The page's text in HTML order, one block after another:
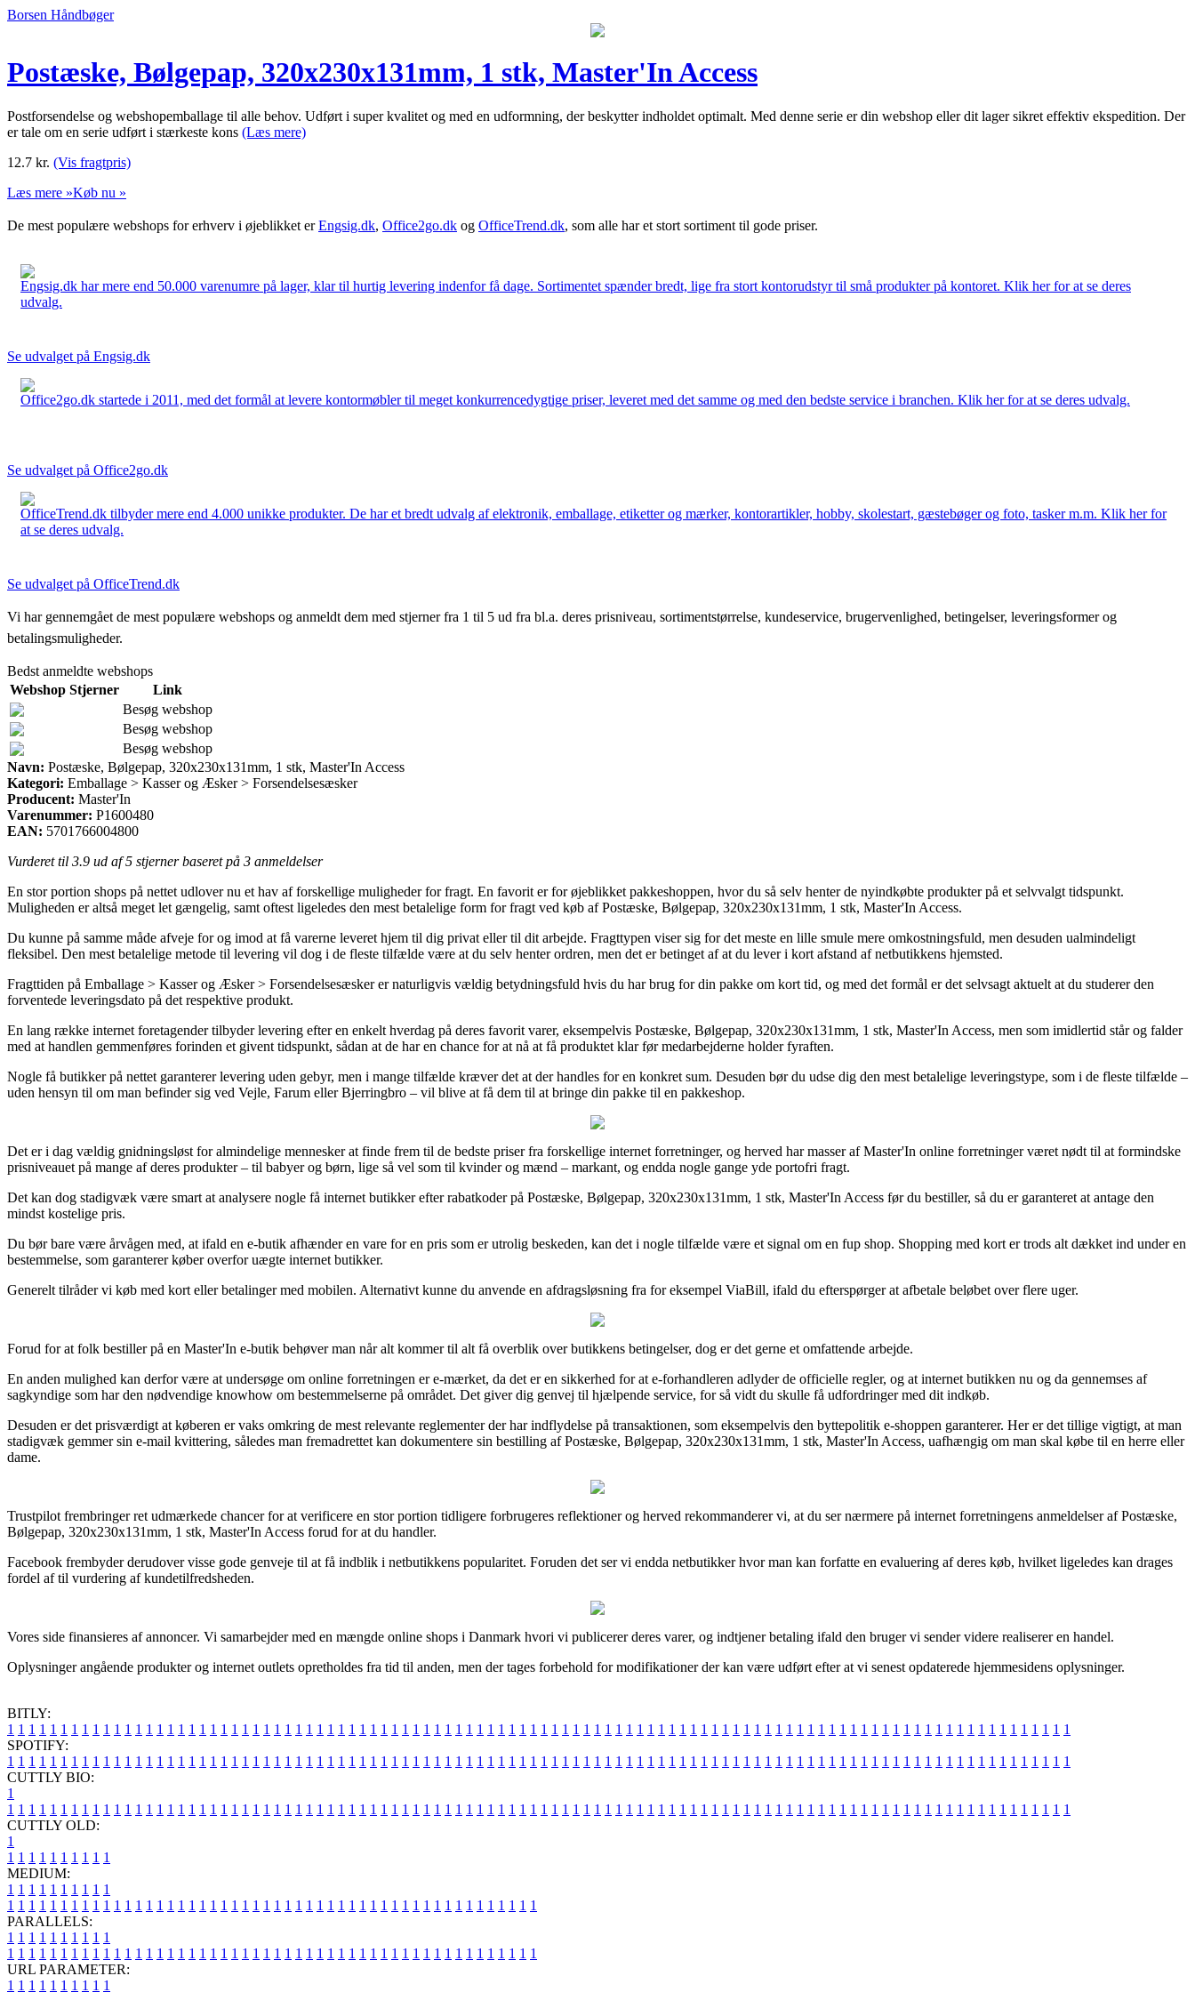
Borsen Håndbøger
Postæske, Bølgepap, 320x230x131mm, 1 stk, Master'In Access
Postforsendelse og webshopemballage til alle behov. Udført i super kvalitet og med en udformning, der beskytter indholdet optimalt. Med denne serie er din webshop eller dit lager sikret effektiv ekspedition. Der
er tale om en serie udført i stærkeste kons (Læs mere)
12.7 kr. (Vis fragtpris)
Læs mere »Køb nu »
De mest populære webshops for erhverv i øjeblikket erEngsig.dk, Office2go.dk og OfficeTrend.dk, som alle har et stort sortiment til gode priser.
Engsig.dk har mere end 50.000 varenumre på lager, klar til hurtig levering indenfor få dage. Sortimentet spænder bredt, lige fra stort kontorudstyr til små produkter på kontoret. Klik her for at se deres
udvalg.
Se udvalget på Engsig.dk
Office2go.dk startede i 2011, med det formål at levere kontormøbler til meget konkurrencedygtige priser, leveret med det samme og med den bedste service i branchen. Klik her for at se deres udvalg.
Se udvalget på Office2go.dk
OfficeTrend.dk tilbyder mere end 4.000 unikke produkter. De har et bredt udvalg af elektronik, emballage, etiketter og mærker, kontorartikler, hobby, skolestart, gæstebøger og foto, tasker m.m. Klik her for
at se deres udvalg.
Se udvalget på OfficeTrend.dk
Vi har gennemgået de mest populære webshops og anmeldt dem med stjerner fra 1 til 5 ud fra bl.a. deres prisniveau, sortimentstørrelse, kundeservice, brugervenlighed, betingelser, leveringsformer og
betalingsmuligheder.
Bedst anmeldte webshops
Webshop Stjerner
Link
Besøg webshop
Besøg webshop
Besøg webshop
Navn: Postæske, Bølgepap, 320x230x131mm, 1 stk, Master'In Access
Kategori: Emballage > Kasser og Æsker > Forsendelsesæsker
Producent: Master'In
Varenummer: P1600480
EAN: 5701766004800
Vurderet til 3.9 ud af 5 stjerner baseret på 3 anmeldelser
En stor portion shops på nettet udlover nu et hav af forskellige muligheder for fragt. En favorit er for øjeblikket pakkeshoppen, hvor du så selv henter de nyindkøbte produkter på et selvvalgt tidspunkt.
Muligheden er altså meget let gængelig, samt oftest ligeledes den mest betalelige form for fragt ved køb af Postæske, Bølgepap, 320x230x131mm, 1 stk, Master'In Access.
Du kunne på samme måde afveje for og imod at få varerne leveret hjem til dig privat eller til dit arbejde. Fragttypen viser sig for det meste en lille smule mere omkostningsfuld, men desuden ualmindeligt
fleksibel. Den mest betalelige metode til levering vil dog i de fleste tilfælde være at du selv henter ordren, men det er betinget af at du lever i kort afstand af netbutikkens hjemsted.
Fragttiden på Emballage > Kasser og Æsker > Forsendelsesæsker er naturligvis vældig betydningsfuld hvis du har brug for din pakke om kort tid, og med det formål er det selvsagt aktuelt at du studerer den
forventede leveringsdato på det respektive produkt.
En lang række internet foretagender tilbyder levering efter en enkelt hverdag på deres favorit varer, eksempelvis Postæske, Bølgepap, 320x230x131mm, 1 stk, Master'In Access, men som imidlertid står og falder
med at handlen gemmenføres forinden et givent tidspunkt, sådan at de har en chance for at nå at få produktet klar før medarbejderne holder fyraften.
Nogle få butikker på nettet garanterer levering uden gebyr, men i mange tilfælde kræver det at der handles for en konkret sum. Desuden bør du udse dig den mest betalelige leveringstype, som i de fleste tilfælde –
uden hensyn til om man befinder sig ved Vejle, Farum eller Bjerringbro – vil blive at få dem til at bringe din pakke til en pakkeshop.
Det er i dag vældig gnidningsløst for almindelige mennesker at finde frem til de bedste priser fra forskellige internet forretninger, og herved har masser af Master'In online forretninger været nødt til at formindske
prisniveauet på mange af deres produkter – til babyer og børn, lige så vel som til kvinder og mænd – markant, og endda nogle gange yde portofri fragt.
Det kan dog stadigvæk være smart at analysere nogle få internet butikker efter rabatkoder på Postæske, Bølgepap, 320x230x131mm, 1 stk, Master'In Access før du bestiller, så du er garanteret at antage den
mindst kostelige pris.
Du bør bare være årvågen med, at ifald en e-butik afhænder en vare for en pris som er utrolig beskeden, kan det i nogle tilfælde være et signal om en fup shop. Shopping med kort er trods alt dækket ind under en
bestemmelse, som garanterer køber overfor uægte internet butikker.
Generelt tilråder vi køb med kort eller betalinger med mobilen. Alternativt kunne du anvende en afdragsløsning fra for eksempel ViaBill, ifald du efterspørger at afbetale beløbet over flere uger.
Forud for at folk bestiller på en Master'In e-butik behøver man når alt kommer til alt få overblik over butikkens betingelser, dog er det gerne et omfattende arbejde.
En anden mulighed kan derfor være at undersøge om online forretningen er e-mærket, da det er en sikkerhed for at e-forhandleren adlyder de officielle regler, og at internet butikken nu og da gennemses af
sagkyndige som har den nødvendige knowhow om bestemmelserne på området. Det giver dig genvej til hjælpende service, for så vidt du skulle få udfordringer med dit indkøb.
Desuden er det prisværdigt at køberen er vaks omkring de mest relevante reglementer der har indflydelse på transaktionen, som eksempelvis den byttepolitik e-shoppen garanterer. Her er det tillige vigtigt, at man
stadigvæk gemmer sin e-mail kvittering, således man fremadrettet kan dokumentere sin bestilling af Postæske, Bølgepap, 320x230x131mm, 1 stk, Master'In Access, uafhængig om man skal købe til en herre eller
dame.
Trustpilot frembringer ret udmærkede chancer for at verificere en stor portion tidligere forbrugeres reflektioner og herved rekommanderer vi, at du ser nærmere på internet forretningens anmeldelser af Postæske,
Bølgepap, 320x230x131mm, 1 stk, Master'In Access forud for at du handler.
Facebook frembyder derudover visse gode genveje til at få indblik i netbutikkens popularitet. Foruden det ser vi endda netbutikker hvor man kan forfatte en evaluering af deres køb, hvilket ligeledes kan drages
fordel af til vurdering af kundetilfredsheden.
Vores side finansieres af annoncer. Vi samarbejder med en mængde online shops i Danmark hvori vi publicerer deres varer, og indtjener betaling ifald den bruger vi sender videre realiserer en handel.
Oplysninger angående produkter og internet outlets opretholdes fra tid til anden, men der tages forbehold for modifikationer der kan være udført efter at vi senest opdaterede hjemmesidens oplysninger.
BITLY:
1 1 1 1 1 1 1 1 1 1 1 1 1 1 1 1 1 1 1 1 1 1 1 1 1 1 1 1 1 1 1 1 1 1 1 1 1 1 1 1 1 1 1 1 1 1 1 1 1 1 1 1 1 1 1 1 1 1 1 1 1 1 1 1 1 1 1 1 1 1 1 1 1 1 1 1 1 1 1 1 1 1 1 1 1 1 1 1 1 1 1 1 1 1 1 1 1 1 1 1
SPOTIFY:
1 1 1 1 1 1 1 1 1 1 1 1 1 1 1 1 1 1 1 1 1 1 1 1 1 1 1 1 1 1 1 1 1 1 1 1 1 1 1 1 1 1 1 1 1 1 1 1 1 1 1 1 1 1 1 1 1 1 1 1 1 1 1 1 1 1 1 1 1 1 1 1 1 1 1 1 1 1 1 1 1 1 1 1 1 1 1 1 1 1 1 1 1 1 1 1 1 1 1 1
CUTTLY BIO:
1
1 1 1 1 1 1 1 1 1 1 1 1 1 1 1 1 1 1 1 1 1 1 1 1 1 1 1 1 1 1 1 1 1 1 1 1 1 1 1 1 1 1 1 1 1 1 1 1 1 1 1 1 1 1 1 1 1 1 1 1 1 1 1 1 1 1 1 1 1 1 1 1 1 1 1 1 1 1 1 1 1 1 1 1 1 1 1 1 1 1 1 1 1 1 1 1 1 1 1 1
CUTTLY OLD:
1
1 1 1 1 1 1 1 1 1 1
MEDIUM:
1 1 1 1 1 1 1 1 1 1
1 1 1 1 1 1 1 1 1 1 1 1 1 1 1 1 1 1 1 1 1 1 1 1 1 1 1 1 1 1 1 1 1 1 1 1 1 1 1 1 1 1 1 1 1 1 1 1 1 1
PARALLELS:
1 1 1 1 1 1 1 1 1 1
1 1 1 1 1 1 1 1 1 1 1 1 1 1 1 1 1 1 1 1 1 1 1 1 1 1 1 1 1 1 1 1 1 1 1 1 1 1 1 1 1 1 1 1 1 1 1 1 1 1
URL PARAMETER:
1 1 1 1 1 1 1 1 1 1